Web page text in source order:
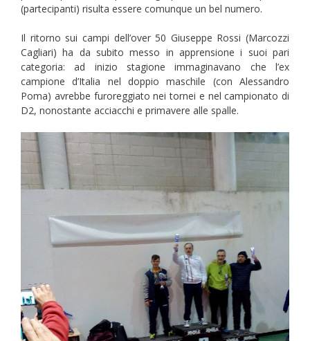
(partecipanti) risulta essere comunque un bel numero.
Il ritorno sui campi dell’over 50 Giuseppe Rossi (Marcozzi
Cagliari) ha da subito messo in apprensione i suoi pari
categoria: ad inizio stagione immaginavano che l’ex
campione d’Italia nel doppio maschile (con Alessandro
Poma) avrebbe furoreggiato nei tornei e nel campionato di
D2, nonostante acciacchi e primavere alle spalle.